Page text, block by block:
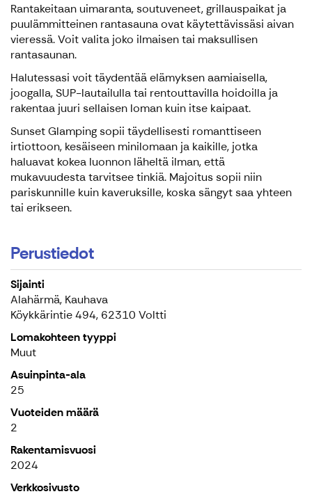
Rantakeitaan uimaranta, soutuveneet, grillauspaikat ja
puulämmitteinen rantasauna ovat käytettävissäsi aivan
vieressä. Voit valita joko ilmaisen tai maksullisen
rantasaunan.
Halutessasi voit täydentää elämyksen aamiaisella,
joogalla, SUP-lautailulla tai rentouttavilla hoidoilla ja
rakentaa juuri sellaisen loman kuin itse kaipaat.
Sunset Glamping sopii täydellisesti romanttiseen
irtiottoon, kesäiseen minilomaan ja kaikille, jotka
haluavat kokea luonnon läheltä ilman, että
mukavuudesta tarvitsee tinkiä. Majoitus sopii niin
pariskunnille kuin kaveruksille, koska sängyt saa yhteen
tai erikseen.
Perustiedot
Sijainti
Alahärmä, Kauhava
Köykkärintie 494, 62310 Voltti
Lomakohteen tyyppi
Muut
Asuinpinta-ala
25
Vuoteiden määrä
2
Rakentamisvuosi
2024
Verkkosivusto